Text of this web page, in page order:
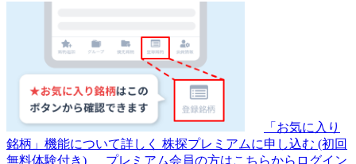
「お気に入り
銘柄」機能について詳しく 株探プレミアムに申し込む (初回
無料体験付き)
プレミアム会員の方はこちらからログイン